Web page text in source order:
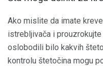
Ako mislite da imate
istrebljivača i
oslobodili bilo kakvih
kontrolu štetočina mogu